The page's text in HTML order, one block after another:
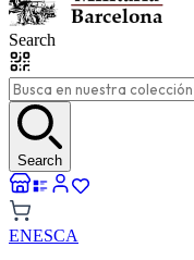
Search
Search
ENESCA